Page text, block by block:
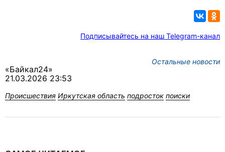
Подписывайтесь на наш Telegram-канал
Остальные новости
«Байкал24»
21.03.2026 23:53
Происшествия Иркутская область подросток поиски